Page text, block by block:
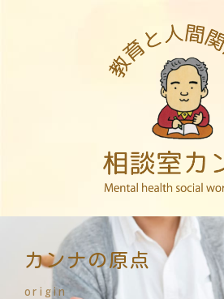
カンナの原点
origin